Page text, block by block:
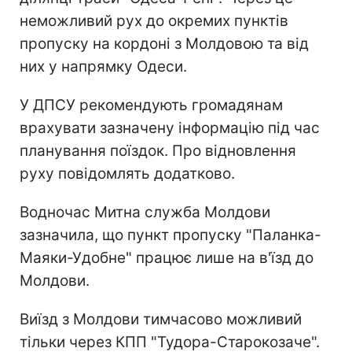
неможливий рух до окремих пунктів
пропуску на кордоні з Молдовою та від
них у напрямку Одеси.
У ДПСУ рекомендують громадянам
врахувати зазначену інформацію під час
планування поїздок. Про відновлення
руху повідомлять додатково.
Водночас Митна служба Молдови
зазначила, що пункт пропуску "Паланка-
Маяки-Удобне" працює лише на в'їзд до
Молдови.
Виїзд з Молдови тимчасово можливий
тільки через КПП "Тудора-Старокозаче".